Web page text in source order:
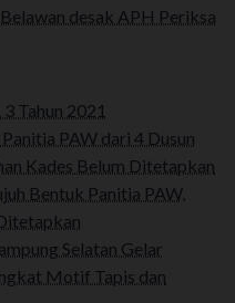
desak APH Periksa
Tahun 2021
PAW dari 4 Dusun
Kades Belum Ditetapkan
Bentuk Panitia PAW,
Selatan Gelar
Motif Tapis dan